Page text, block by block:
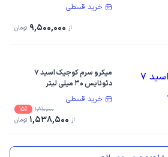
خرید قسطی
از 9,500,000 تومان
میکرو سرم کوجیک اسید 7
دئونایس 30 میلی لیتر
خرید قسطی
1,810,000
15%
از 1,538,500 تومان